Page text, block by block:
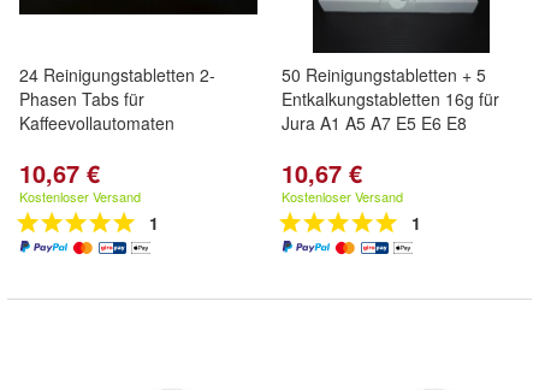
24 Reinigungstabletten 2-
Phasen Tabs für
Kaffeevollautomaten
10,67 €
Kostenloser Versand
1
50 Reinigungstabletten + 5
Entkalkungstabletten 16g für
Jura A1 A5 A7 E5 E6 E8
10,67 €
Kostenloser Versand
1